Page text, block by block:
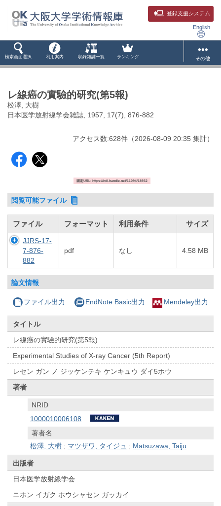
登録支援システム
English
検索画面選択 利用案内 収録雑誌一覧 ランキング その他
レ線癌の實驗的研究(第5報)
松澤, 大樹
日本医学放射線学会雑誌, 1957, 17(7), 876-882
アクセス数:628件 （2026-08-09 20:35 集計）
固定URL: https://hdl.handle.net/11094/18932
閲覧可能ファイル
ファイル フォーマット 利用条件 サイズ
JJRS-17-
7-876-
882
pdf なし 4.58 MB
論文情報
ファイル出力 EndNote Basic出力 Mendeley出力
タイトル
レ線癌の實驗的研究(第5報)
Experimental Studies of X-ray Cancer (5th Report)
レセン ガン ノ ジッケンテキ ケンキュウ ダイ5ホウ
著者
NRID
1000010006108
著者名
松澤, 大樹 ; マツザワ, タイジュ ; Matsuzawa, Taiju
出版者
日本医学放射線学会
ニホン イガク ホウシャセン ガッカイ